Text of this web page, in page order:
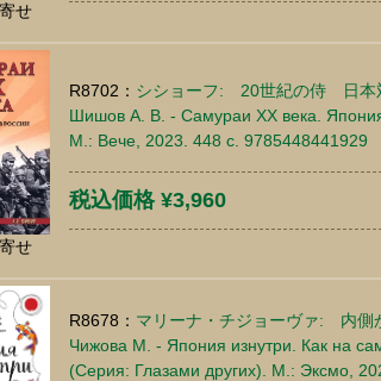
せ
せ
R8702： シショーフ: 20世紀の侍 日本
Шишов А. В. - Самураи ХХ века.
М.: Вече, 2023. 448 c. 9785448441929
税込価格 ¥3,960
R8678： マリーナ・チジョーヴァ: 内側
Чижова М. - Япония изнутри. Как на
(Серия: Глазами других). М.: Эксмо,